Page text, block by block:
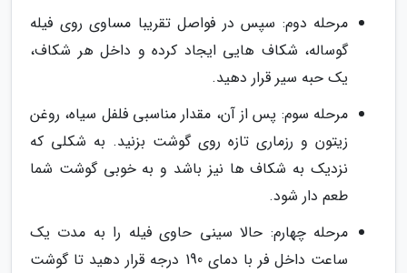
مرحله دوم: سپس در فواصل تقریبا مساوی روی فیله
گوساله، شکاف هایی ایجاد کرده و داخل هر شکاف،
یک حبه سیر قرار دهید.
مرحله سوم: پس از آن، مقدار مناسبی فلفل سیاه، روغن
زیتون و رزماری تازه روی گوشت بزنید. به شکلی که
نزدیک به شکاف ها نیز باشد و به خوبی گوشت شما
طعم دار شود.
مرحله چهارم: حالا سینی حاوی فیله را به مدت یک
ساعت داخل فر با دمای 190 درجه قرار دهید تا گوشت